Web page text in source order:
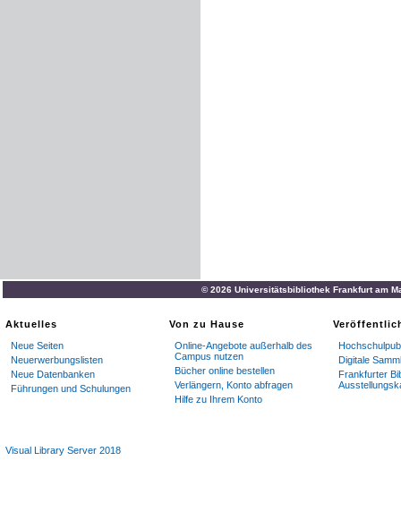
© 2026 Universitätsbibliothek Frankfurt am
Aktuelles
Neue Seiten
Neuerwerbungslisten
Neue Datenbanken
Führungen und Schulungen
Von zu Hause
Online-Angebote außerhalb des
Campus nutzen
Bücher online bestellen
Verlängern, Konto abfragen
Hilfe zu Ihrem Konto
Digitale
Frankfurter
Visual Library Server 2018